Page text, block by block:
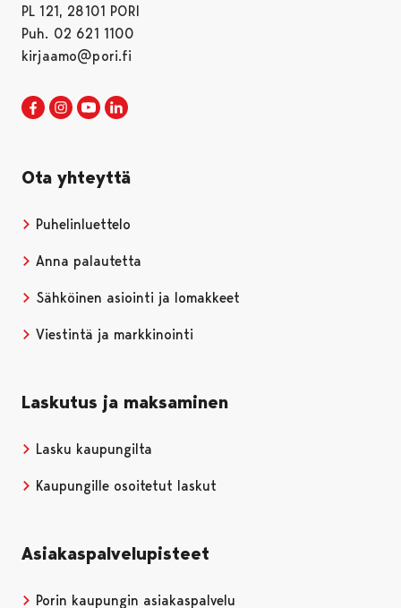
PL 121, 28101 PORI
Puh. 02 621 1100
kirjaamo@pori.fi
Porin kaupunki Facebookissa
Avautuu uudessa välilehdessä
Porin kaupunki Instagramissa
Avautuu uudessa välilehdessä
Porin kaupunki Youtubessa
Avautuu uudessa välilehdessä
Ota yhteyttä
Puhelinluettelo
Anna palautetta
Sähköinen asiointi ja lomakkeet
Viestintä ja markkinointi
Laskutus ja maksaminen
Lasku kaupungilta
Kaupungille osoitetut laskut
Asiakaspalvelupisteet
Porin kaupungin asiakaspalvelu